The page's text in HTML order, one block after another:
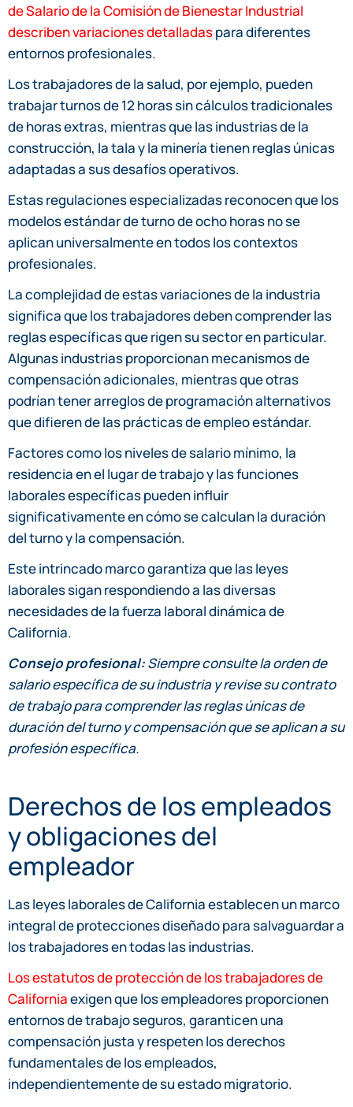
de Salario de la Comisión de Bienestar Industrial
describen variaciones detalladaspara diferentes
entornos profesionales.
Los trabajadores de la salud, por ejemplo, pueden
trabajar turnos de 12 horas sin cálculos tradicionales
de horas extras, mientras que las industrias de la
construcción, la tala y la minería tienen reglas únicas
adaptadas a sus desafíos operativos.
Estas regulaciones especializadas reconocen que los
modelos estándar de turno de ocho horas no se
aplican universalmente en todos los contextos
profesionales.
La complejidad de estas variaciones de la industria
significa que los trabajadores deben comprender las
reglas específicas que rigen su sector en particular.
Algunas industrias proporcionan mecanismos de
compensación adicionales, mientras que otras
podrían tener arreglos de programación alternativos
que difieren de las prácticas de empleo estándar.
Factores como los niveles de salario mínimo, la
residencia en el lugar de trabajo y las funciones
laborales específicas pueden influir
significativamente en cómo se calculan la duración
del turno y la compensación.
Este intrincado marco garantiza que las leyes
laborales sigan respondiendo a las diversas
necesidades de la fuerza laboral dinámica de
California.
Consejo profesional:Siempre consulte la orden de
salario específica de su industria y revise su contrato
de trabajo para comprender las reglas únicas de
duración del turno y compensación que se aplican a su
profesión específica.
Derechos de los empleados
y obligaciones del
empleador
Las leyes laborales de California establecen un marco
integral de protecciones diseñado para salvaguardar a
los trabajadores en todas las industrias.
Los estatutos de protección de los trabajadores de
Californiaexigen que los empleadores proporcionen
entornos de trabajo seguros, garanticen una
compensación justa y respeten los derechos
fundamentales de los empleados,
independientemente de su estado migratorio.